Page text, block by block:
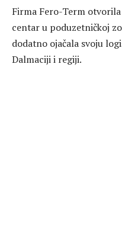
Firma Fero-Term
centar u poduzetničkoj
dodatno ojačala svoju
Dalmaciji i regiji.